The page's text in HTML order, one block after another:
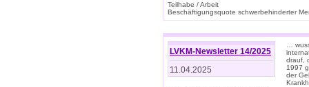
Teilhabe / Arbeit
Beschäftigungsquote schwerbehinderter
LVKM-Newsletter 14/2025
11.04.2025
…
drauf,
1997
der